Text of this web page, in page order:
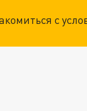
с